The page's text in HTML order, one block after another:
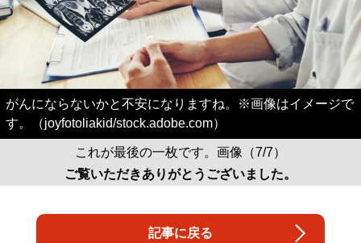
がんにならないかと不安になりますね。※画像はイメージで
す。（joyfotoliakid/stock.adobe.com）
これが最後の一枚です。画像（7/7）
ご覧いただきありがとうございました。
記事に戻る